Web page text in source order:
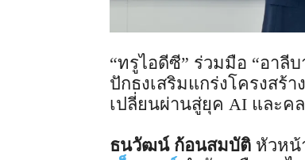
“ทรูไอดีซี” ร่วมมือ “อาลี
ปักธงเสริมแกร่งโครงสร้
เปลี่ยนผ่านสู่ยุค AI และค
ธนวัฒน์ ก้อนสมบัติ หัวหน้